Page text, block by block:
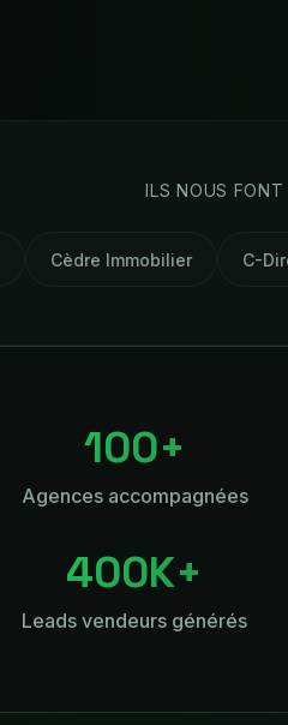
ILS NOUS FONT
C-Direct Brick
100+
Agences accompagnées
400K+
Leads vendeurs générés